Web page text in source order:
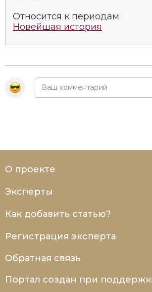
Относится к периодам:
Новейшая история
О проекте
Эксперты
Как добавить статью?
Регистрация эксперта
Обратная связь
Портал создан при